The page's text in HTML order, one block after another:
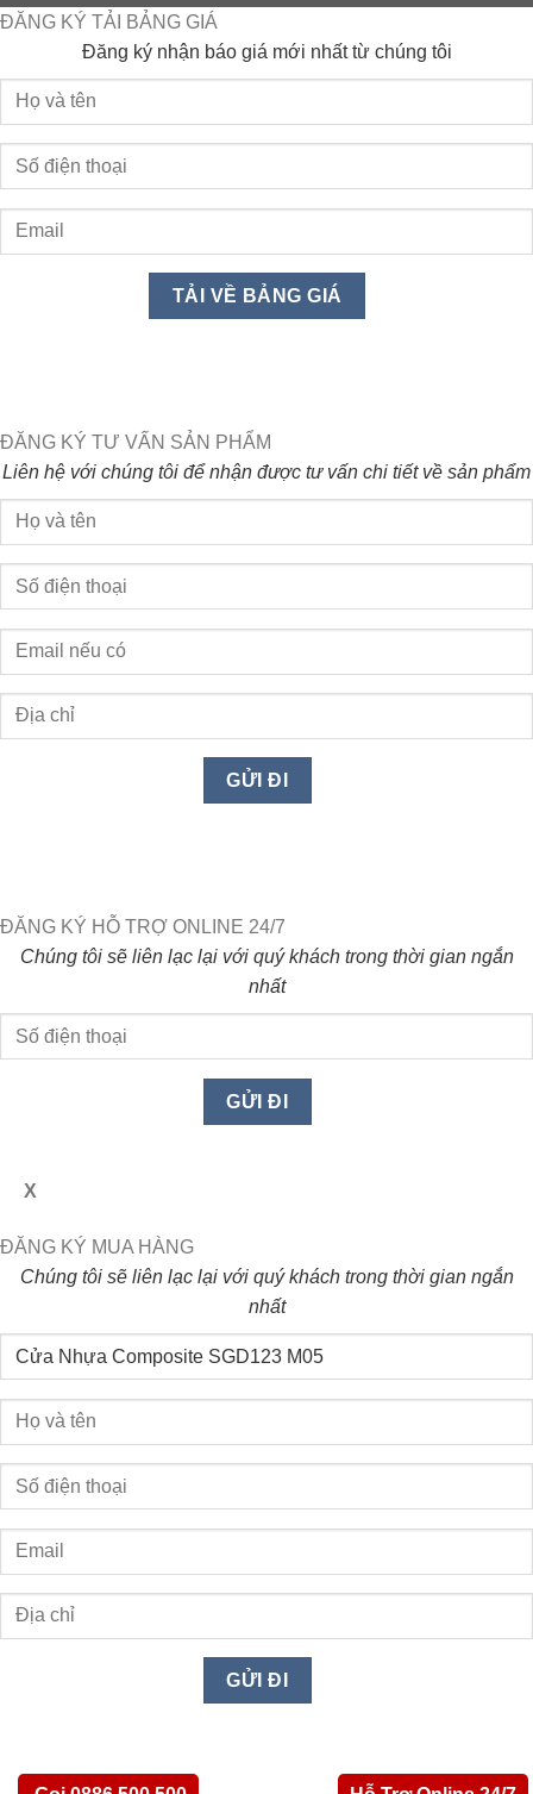
ĐĂNG KÝ TẢI BẢNG GIÁ
Đăng ký nhận báo giá mới nhất từ chúng tôi
ĐĂNG KÝ TƯ VẤN SẢN PHẨM
Liên hệ với chúng tôi để nhận được tư vấn chi tiết về sản phẩm
ĐĂNG KÝ HỖ TRỢ ONLINE 24/7
Chúng tôi sẽ liên lạc lại với quý khách trong thời gian ngắn
nhất
X
ĐĂNG KÝ MUA HÀNG
Chúng tôi sẽ liên lạc lại với quý khách trong thời gian ngắn
nhất